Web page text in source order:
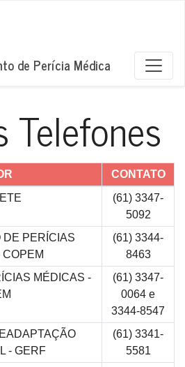
de Perícia Médica
Telefones
CONTATO
(61) 3347-
5092
PERÍCIAS
COPEM
(61) 3344-
8463
MÉDICAS -
(61) 3347-
0064 e
3344-8547
- GERF
(61) 3341-
5581